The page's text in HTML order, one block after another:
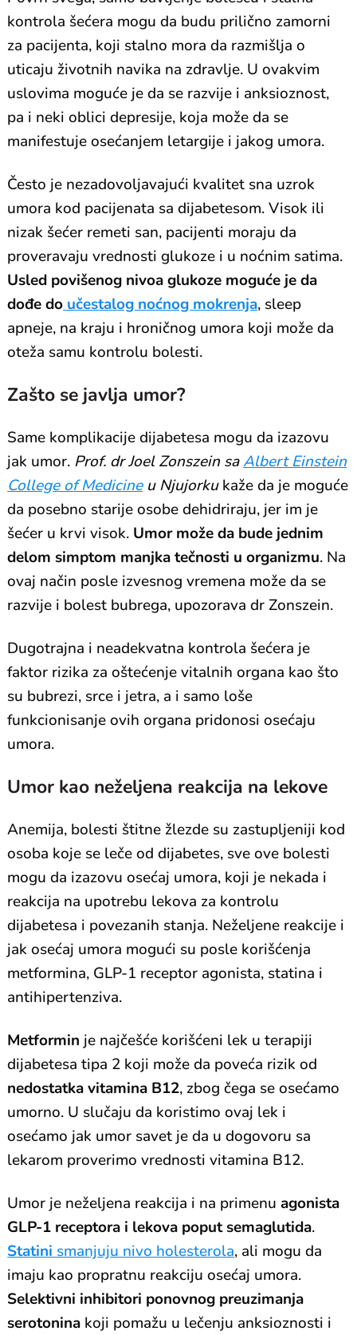
kontrola šećera mogu da budu prilično zamorni
za pacijenta, koji stalno mora da razmišlja o
uticaju životnih navika na zdravlje. U ovakvim
uslovima moguće je da se razvije i anksioznost,
pa i neki oblici depresije, koja može da se
manifestuje osećanjem letargije i jakog umora.
Često je nezadovoljavajući kvalitet sna uzrok
umora kod pacijenata sa dijabetesom. Visok ili
nizak šećer remeti san, pacijenti moraju da
proveravaju vrednosti glukoze i u noćnim satima.
Usled povišenog nivoa glukoze moguće je da
dođe do učestalog noćnog mokrenja, sleep
apneje, na kraju i hroničnog umora koji može da
oteža samu kontrolu bolesti.
Zašto se javlja umor?
Same komplikacije dijabetesa mogu da izazovu
jak umor. Prof. dr Joel Zonszein saAlbert Einstein
College of Medicineu Njujorkukaže da je moguće
da posebno starije osobe dehidriraju, jer im je
šećer u krvi visok. Umor može da bude jednim
delom simptom manjka tečnosti u organizmu. Na
ovaj način posle izvesnog vremena može da se
razvije i bolest bubrega, upozorava dr Zonszein.
Dugotrajna i neadekvatna kontrola šećera je
faktor rizika za oštećenje vitalnih organa kao što
su bubrezi, srce i jetra, a i samo loše
funkcionisanje ovih organa pridonosi osećaju
umora.
Umor kao neželjena reakcija na lekove
Anemija, bolesti štitne žlezde su zastupljeniji kod
osoba koje se leče od dijabetes, sve ove bolesti
mogu da izazovu osećaj umora, koji je nekada i
reakcija na upotrebu lekova za kontrolu
dijabetesa i povezanih stanja. Neželjene reakcije i
jak osećaj umora mogući su posle korišćenja
metformina, GLP-1 receptor agonista, statina i
antihipertenziva.
Metformin je najčešće korišćeni lek u terapiji
dijabetesa tipa 2 koji može da poveća rizik od
nedostatka vitamina B12, zbog čega se osećamo
umorno. U slučaju da koristimo ovaj lek i
osećamo jak umor savet je da u dogovoru sa
lekarom proverimo vrednosti vitamina B12.
Umor je neželjena reakcija i na primenuagonista
GLP-1 receptora i lekova poput semaglutida.
Statini smanjuju nivo holesterola, ali mogu da
imaju kao propratnu reakciju osećaj umora.
Selektivni inhibitori ponovnog preuzimanja
serotonina koji pomažu u lečenju anksioznosti i